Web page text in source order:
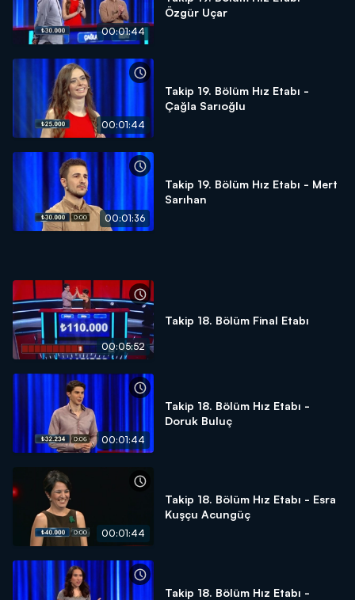
00:01:44
Özgür Uçar
00:01:44
Takip 19. Bölüm Hız Etabı -
Çağla Sarıoğlu
00:01:36
Takip 19. Bölüm Hız Etabı - Mert
Sarıhan
00:05:52
Takip 18. Bölüm Final Etabı
00:01:44
Takip 18. Bölüm Hız Etabı -
Doruk Buluç
00:01:44
Takip 18. Bölüm Hız Etabı - Esra
Kuşçu Acungüç
Takip 18. Bölüm Hız Etabı -